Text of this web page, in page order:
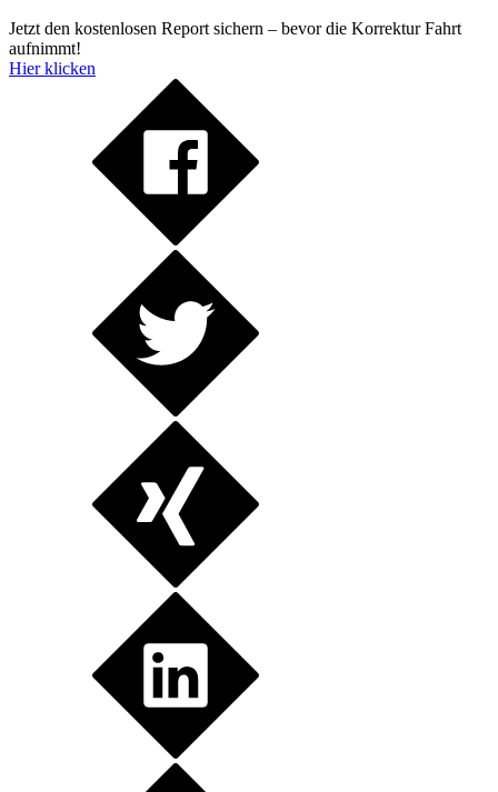
Jetzt den kostenlosen Report sichern – bevor die Korrektur Fahrt
aufnimmt!
Hier klicken